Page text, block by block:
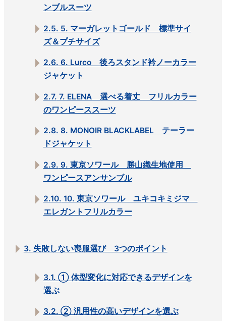
ンブルスーツ
2.5. 5. マーガレットゴールド 標準サイ
ズ＆プチサイズ
2.6. 6. Lurco 後ろスタンド衿ノーカラー
ジャケット
2.7. 7. ELENA 選べる着丈 フリルカラー
のワンピーススーツ
2.8. 8. MONOIR BLACKLABEL テーラー
ドジャケット
2.9. 9. 東京ソワール 勝山織生地使用
ワンピースアンサンブル
2.10. 10. 東京ソワール ユキコキミジマ
エレガントフリルカラー
3. 失敗しない喪服選び 3つのポイント
3.1. ① 体型変化に対応できるデザインを
選ぶ
3.2. ② 汎用性の高いデザインを選ぶ